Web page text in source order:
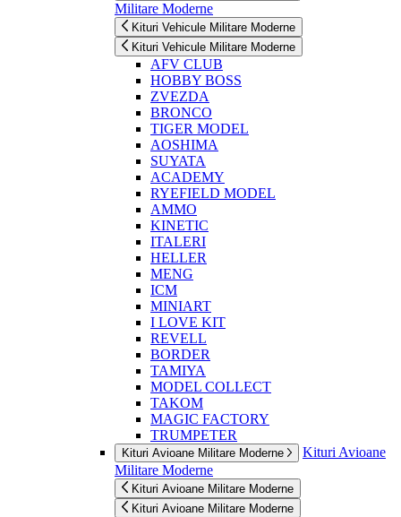
Militare Moderne
Kituri Vehicule Militare Moderne
Kituri Vehicule Militare Moderne
AFV CLUB
HOBBY BOSS
ZVEZDA
BRONCO
TIGER MODEL
AOSHIMA
SUYATA
ACADEMY
RYEFIELD MODEL
AMMO
KINETIC
ITALERI
HELLER
MENG
ICM
MINIART
I LOVE KIT
REVELL
BORDER
TAMIYA
MODEL COLLECT
TAKOM
MAGIC FACTORY
TRUMPETER
Kituri Avioane Militare Moderne
Kituri Avioane
Militare Moderne
Kituri Avioane Militare Moderne
Kituri Avioane Militare Moderne